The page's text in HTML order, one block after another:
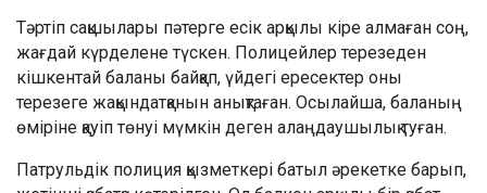
Тәртіп сақшылары пәтерге есік арқылы кіре алмаған соң,
жағдай күрделене түскен. Полицейлер терезеден
кішкентай баланы байқап, үйдегі ересектер оны
терезеге жақындатқанын анықтаған. Осылайша, баланың
өміріне қауіп төнуі мүмкін деген алаңдаушылық туған.
Патрульдік полиция қызметкері батыл әрекетке барып,